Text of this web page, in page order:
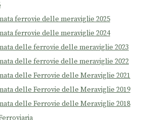
ferrovie delle meraviglie 2025
ferrovie delle meraviglie 2024
delle ferrovie delle meraviglie 2023
delle ferrovie delle meraviglie 2022
delle Ferrovie delle Meraviglie 2021
delle Ferrovie delle Meraviglie 2019
delle Ferrovie delle Meraviglie 2018